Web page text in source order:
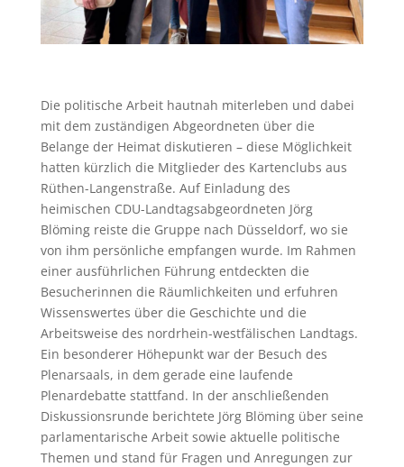
Die politische Arbeit hautnah miterleben und dabei
mit dem zuständigen Abgeordneten über die
Belange der Heimat diskutieren – diese Möglichkeit
hatten kürzlich die Mitglieder des Kartenclubs aus
Rüthen-Langenstraße. Auf Einladung des
heimischen CDU-Landtagsabgeordneten Jörg
Blöming reiste die Gruppe nach Düsseldorf, wo sie
von ihm persönliche empfangen wurde. Im Rahmen
einer ausführlichen Führung entdeckten die
Besucherinnen die Räumlichkeiten und erfuhren
Wissenswertes über die Geschichte und die
Arbeitsweise des nordrhein-westfälischen Landtags.
Ein besonderer Höhepunkt war der Besuch des
Plenarsaals, in dem gerade eine laufende
Plenardebatte stattfand. In der anschließenden
Diskussionsrunde berichtete Jörg Blöming über seine
parlamentarische Arbeit sowie aktuelle politische
Themen und stand für Fragen und Anregungen zur